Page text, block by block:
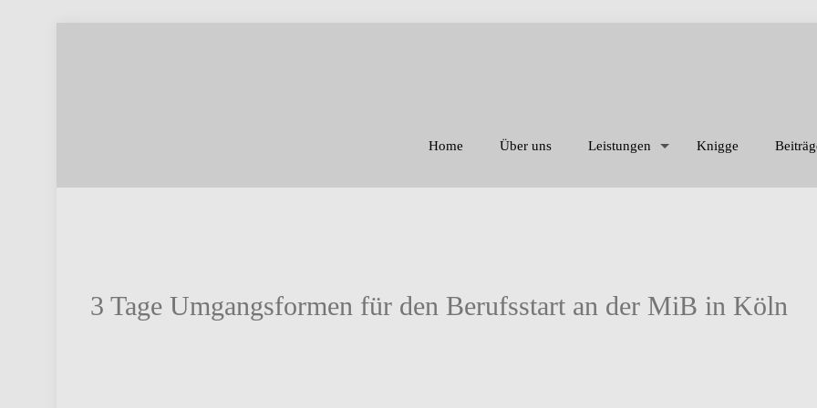
Home Über uns Leistungen Knigge
3 Tage Umgangsformen für den Berufsstart an der MiB in Köln